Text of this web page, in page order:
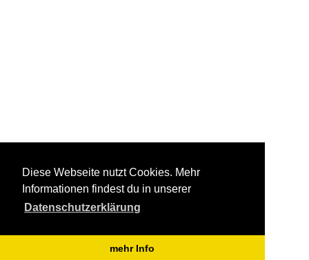
Diese Webseite nutzt Cookies. Mehr
Informationen findest du in unserer
Datenschutzerklärung
mehr Info